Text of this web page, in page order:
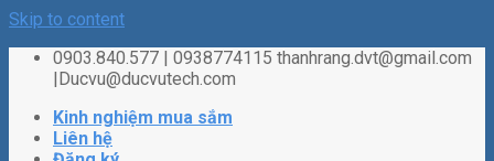
Skip to content
0903.840.577 | 0938774115 thanhrang.dvt@gmail.com
|Ducvu@ducvutech.com
Kinh nghiệm mua sắm
Liên hệ